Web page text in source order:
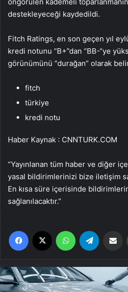
destekleyeceği kaydedildi.
Fitch Ratings, en son geçen yıl
kredi notunu “B+”dan “BB-“ye
görünümünü “durağan” olarak
fitch
türkiye
kredi notu
Haber Kaynak : CNNTURK.COM
“Yayınlanan tüm haber ve diğer
yasal bildirimlerinizi bize iletişim
En kısa süre içerisinde
sağlanılacaktır.”
Facebook WhatsApp